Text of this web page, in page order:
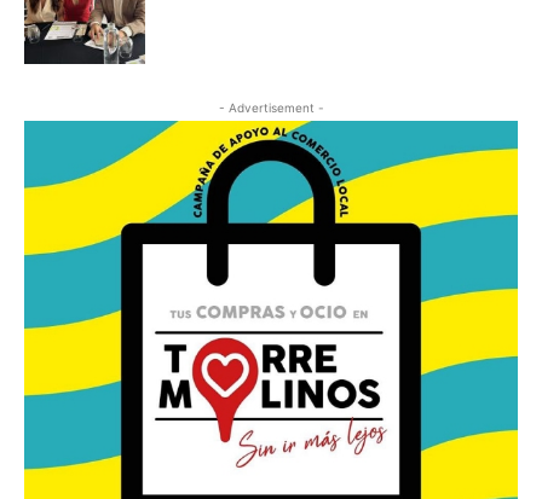
- Advertisement -